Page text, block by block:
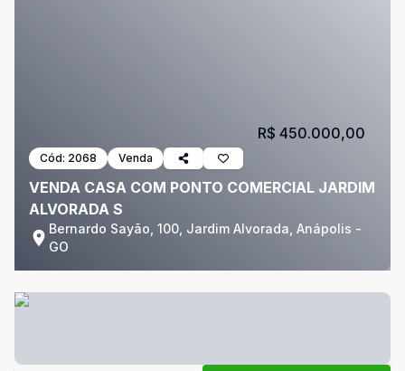
Cód: 2068 Venda
VENDA CASA COM PONTO COMERCIAL JARDIM
ALVORADA S
Bernardo Sayão, 100, Jardim Alvorada, Anápolis -
GO
R$ 450.000,00